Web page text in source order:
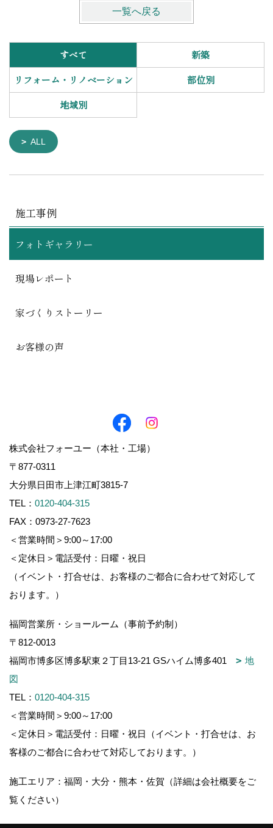
一覧へ戻る
すべて
新築
リフォーム・リノベーション
部位別
地域別
ALL
施工事例
フォトギャラリー
現場レポート
家づくりストーリー
お客様の声
株式会社フォーユー（本社・工場）
〒877-0311
大分県日田市上津江町3815-7
TEL： 0120-404-315
FAX：0973-27-7623
＜営業時間＞9:00～17:00
＜定休日＞電話受付：日曜・祝日
（イベント・打合せは、お客様のご都合に合わせて対応して
おります。）
福岡営業所・ショールーム（事前予約制）
〒812-0013
福岡市博多区博多駅東２丁目13-21 GSハイム博多401
地
図
TEL： 0120-404-315
＜営業時間＞9:00～17:00
＜定休日＞電話受付：日曜・祝日（イベント・打合せは、お
客様のご都合に合わせて対応しております。）
施工エリア：福岡・大分・熊本・佐賀（詳細は会社概要をご
覧ください）